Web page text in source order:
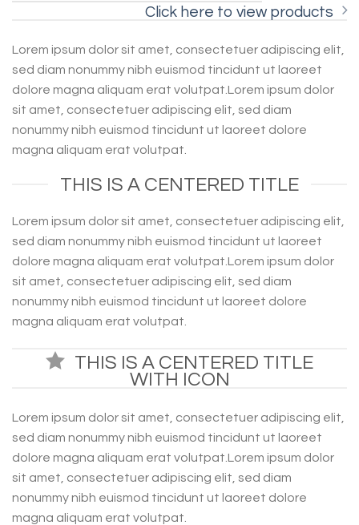
Click here to view products
Lorem ipsum dolor sit amet, consectetuer adipiscing elit,
sed diam nonummy nibh euismod tincidunt ut laoreet
dolore magna aliquam erat volutpat.Lorem ipsum dolor
sit amet, consectetuer adipiscing elit, sed diam
nonummy nibh euismod tincidunt ut laoreet dolore
magna aliquam erat volutpat.
THIS IS A CENTERED TITLE
Lorem ipsum dolor sit amet, consectetuer adipiscing elit,
sed diam nonummy nibh euismod tincidunt ut laoreet
dolore magna aliquam erat volutpat.Lorem ipsum dolor
sit amet, consectetuer adipiscing elit, sed diam
nonummy nibh euismod tincidunt ut laoreet dolore
magna aliquam erat volutpat.
THIS IS A CENTERED TITLE
WITH ICON
Lorem ipsum dolor sit amet, consectetuer adipiscing elit,
sed diam nonummy nibh euismod tincidunt ut laoreet
dolore magna aliquam erat volutpat.Lorem ipsum dolor
sit amet, consectetuer adipiscing elit, sed diam
nonummy nibh euismod tincidunt ut laoreet dolore
magna aliquam erat volutpat.